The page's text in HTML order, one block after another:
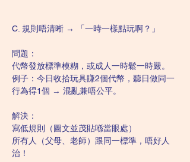
C. 規則唔清晰 → 「一時一樣點玩啊？」
問題：
代幣發放標準模糊，或成人一時鬆一時嚴。
例子：今日收拾玩具賺2個代幣，聽日做同一
行為得1個 → 混亂兼唔公平。
解決：
寫低規則（圖文並茂貼喺當眼處）
所有人（父母、老師）跟同一標準，唔好人
治！